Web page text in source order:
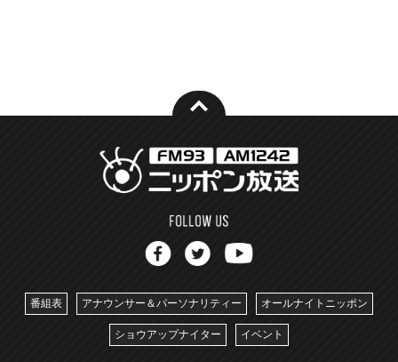
番組表 アナウンサー＆パーソナリティー オールナイトニッポン
ショウアップナイター イベント